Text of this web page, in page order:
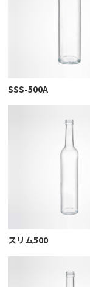
SSS-500A
スリム500